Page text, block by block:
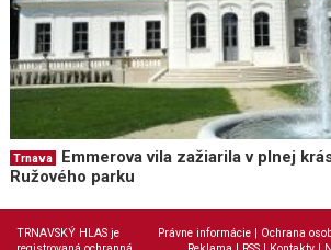
Trnava
Emmerova vila zažiarila v plnej
Ružového parku
TRNAVSKÝ HLAS je
Právne informácie | Ochrana